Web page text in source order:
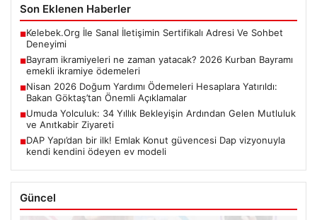
Son Eklenen Haberler
■Kelebek.Org İle Sanal İletişimin Sertifikalı Adresi Ve Sohbet
Deneyimi
■Bayram ikramiyeleri ne zaman yatacak? 2026 Kurban Bayramı
emekli ikramiye ödemeleri
■Nisan 2026 Doğum Yardımı Ödemeleri Hesaplara Yatırıldı:
Bakan Göktaş’tan Önemli Açıklamalar
■Umuda Yolculuk: 34 Yıllık Bekleyişin Ardından Gelen Mutluluk
ve Anıtkabir Ziyareti
■DAP Yapı’dan bir ilk! Emlak Konut güvencesi Dap vizyonuyla
kendi kendini ödeyen ev modeli
Güncel